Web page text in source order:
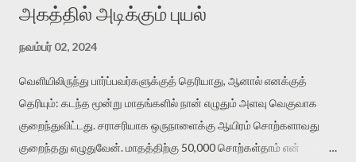
உள்ளடக்கி அசல் பொருளாதார, வர்க்கப் பிரச்சினைகளைப் பேசின.
அவற்றுக்கு ஆளுங்கட்சி சார்பு அரசியல் நிலைப்பாடும் இருக்கவில்லை.
அரசியல் கட்சிகளுக்கு நெருக்கமாக இருக்கவும், அரசியல் கனவுகள்
காணவும் தலைப்படவில்லை. அப்போது அவர்கள் கூட்டம், பேரணி
நடத்தவும், அறிக்கை விடவும், அரசியல் செய்திகளை, தலைவர்களை,
கொள்கைகளை தம் வியாபாரத்துக்கு பயன்படுத்தவும் இல்லை.
அகத்தில் அடிக்கும் புயல்
நவம்பர் 02, 2024
வெளியிலிருந்து பார்ப்பவர்களுக்குத் தெரியாது, ஆனால் எனக்குத்
தெரியும்: கடந்த மூன்று மாதங்களில் நான் எழுதும் அளவு வெகுவாக
குறைந்துவிட்டது. சராசரியாக ஒருநாளைக்கு ஆயிரம் சொற்களாவது
குறைந்தது எழுதுவேன். மாதத்திற்கு 50,000 சொற்கள்தாம் என்